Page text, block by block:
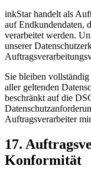
inkStar handelt als
auf Endkundendaten,
verarbeitet werden.
unserer
Sie bleiben
aller geltenden
beschränkt auf die
Auftragsverarbeiter
17.
Konformität